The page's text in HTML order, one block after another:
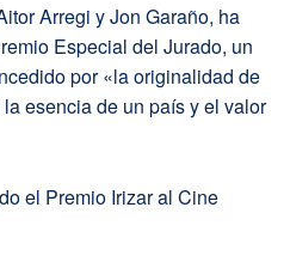
Arregi y Jon Garaño, ha
Especial del Jurado, un
por «la originalidad de
esencia de un país y el valor
el Premio Irizar al Cine